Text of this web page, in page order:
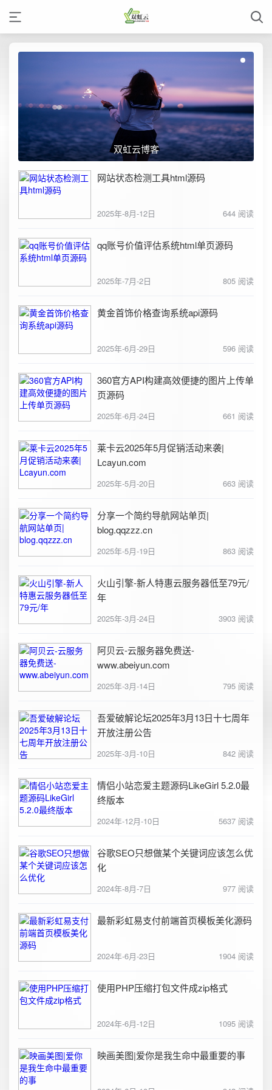
双虹云博客
网站状态检测工具html源码
2025年-8月-12日 644 阅读
qq账号价值评估系统html单页源码
2025年-7月-2日 805 阅读
黄金首饰价格查询系统api源码
2025年-6月-29日 596 阅读
360官方API构建高效便捷的图片上传单
页源码
2025年-6月-24日 661 阅读
莱卡云2025年5月促销活动来袭|
Lcayun.com
2025年-5月-20日 663 阅读
分享一个简约导航网站单页|
blog.qqzzz.cn
2025年-5月-19日 863 阅读
火山引擎-新人特惠云服务器低至79元/
年
2025年-3月-24日 3903 阅读
阿贝云-云服务器免费送-
www.abeiyun.com
2025年-3月-14日 795 阅读
吾爱破解论坛2025年3月13日十七周年
开放注册公告
2025年-3月-10日 842 阅读
情侣小站恋爱主题源码LikeGirl 5.2.0最
终版本
2024年-12月-10日 5637 阅读
谷歌SEO只想做某个关键词应该怎么优
化
2024年-8月-7日 977 阅读
最新彩虹易支付前端首页模板美化源码
2024年-6月-23日 1904 阅读
使用PHP压缩打包文件成zip格式
2024年-6月-12日 1095 阅读
映画美图|爱你是我生命中最重要的事